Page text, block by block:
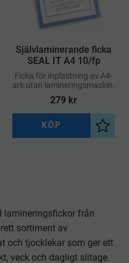
i önskelista
Självlaminerande ficka
SEAL IT A4 10/fp
Ficka för inplastning av A4-
ark utan lamineringsmaskin.
279 kr
Lägg
KÖP
lamineringsfickor från
sortiment av
och tjocklekar som ger ett
veck och dagligt slitage.